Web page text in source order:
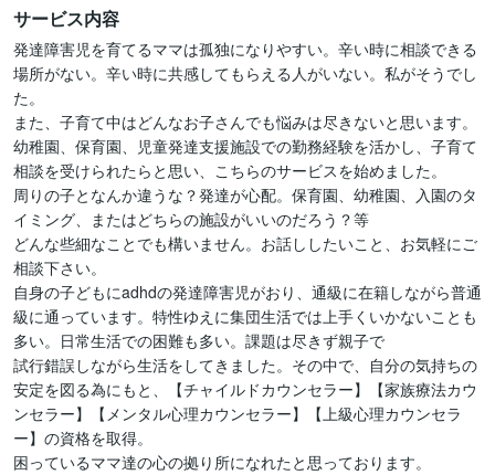
サービス内容
発達障害児を育てるママは孤独になりやすい。辛い時に相談できる
場所がない。辛い時に共感してもらえる人がいない。私がそうでし
た。
また、子育て中はどんなお子さんでも悩みは尽きないと思います。
幼稚園、保育園、児童発達支援施設での勤務経験を活かし、子育て
相談を受けられたらと思い、こちらのサービスを始めました。
周りの子となんか違うな？発達が心配。保育園、幼稚園、入園のタ
イミング、またはどちらの施設がいいのだろう？等
どんな些細なことでも構いません。お話ししたいこと、お気軽にご
相談下さい。
自身の子どもにadhdの発達障害児がおり、通級に在籍しながら普通
級に通っています。特性ゆえに集団生活では上手くいかないことも
多い。日常生活での困難も多い。課題は尽きず親子で
試行錯誤しながら生活をしてきました。その中で、自分の気持ちの
安定を図る為にもと、【チャイルドカウンセラー】【家族療法カウ
ンセラー】【メンタル心理カウンセラー】【上級心理カウンセラ
ー】の資格を取得。
困っているママ達の心の拠り所になれたと思っております。